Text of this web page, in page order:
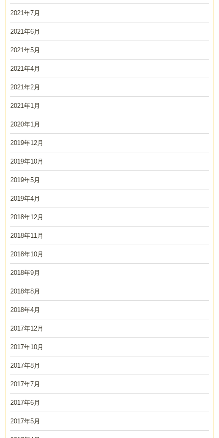
2021年7月
2021年6月
2021年5月
2021年4月
2021年2月
2021年1月
2020年1月
2019年12月
2019年10月
2019年5月
2019年4月
2018年12月
2018年11月
2018年10月
2018年9月
2018年8月
2018年4月
2017年12月
2017年10月
2017年8月
2017年7月
2017年6月
2017年5月